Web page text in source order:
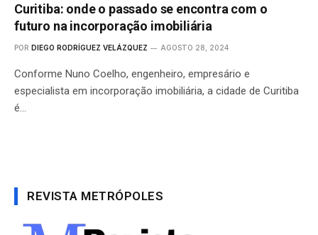
Curitiba: onde o passado se encontra com o
futuro na incorporação imobiliária
POR DIEGO RODRÍGUEZ VELÁZQUEZ AGOSTO 28, 2024
Conforme Nuno Coelho, engenheiro, empresário e
especialista em incorporação imobiliária, a cidade de Curitiba
é…
REVISTA METRÓPOLES